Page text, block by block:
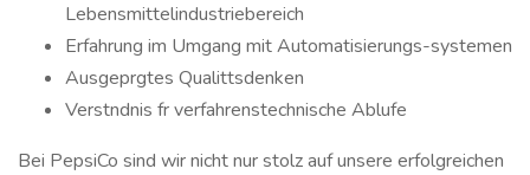
Lebensmittelindustriebereich
Erfahrung im Umgang mit Automatisierungs-systemen
Ausgeprgtes Qualittsdenken
Verstndnis fr verfahrenstechnische Ablufe
Bei PepsiCo sind wir nicht nur stolz auf unsere erfolgreichen